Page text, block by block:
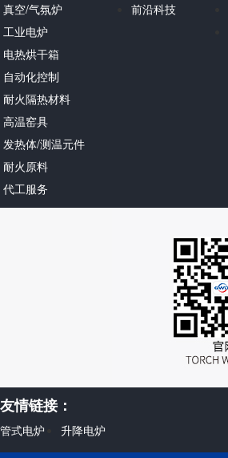
真空/气氛炉
工业电炉
电热烘干箱
自动化控制
耐火隔热材料
高温窑具
发热体/测温元件
耐火原料
代工服务
前沿科技
友情链接：
管式电炉 升降电炉